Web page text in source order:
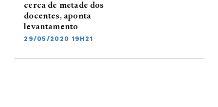
cerca de metade dos
docentes, aponta
levantamento
29/05/2020 19H21